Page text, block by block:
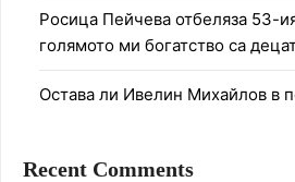
Росица Пейчева отбеляза 53-
голямото ми богатство са
Остава ли Ивелин Михайлов в
Recent Comments